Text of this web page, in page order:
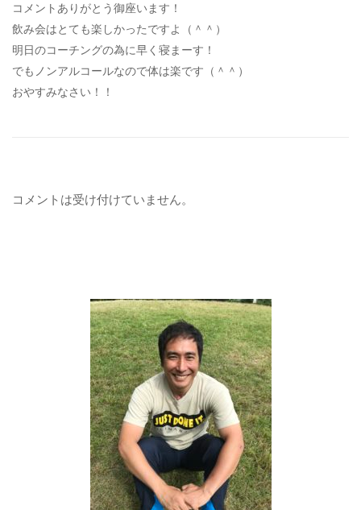
コメントありがとう御座います！
飲み会はとても楽しかったですよ（＾＾）
明日のコーチングの為に早く寝まーす！
でもノンアルコールなので体は楽です（＾＾）
おやすみなさい！！
コメントは受け付けていません。